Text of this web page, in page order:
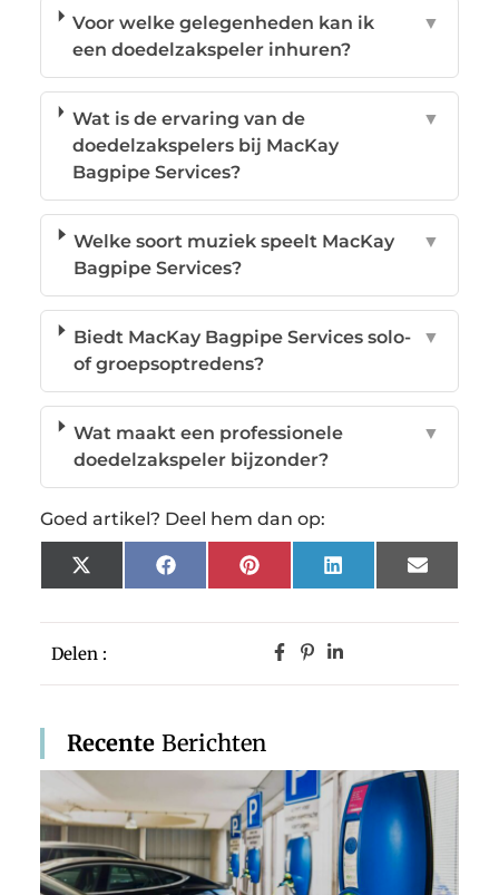
Delen :
Recente Berichten
Voor welke gelegenheden kan ik
een doedelzakspeler inhuren?
▼
Wat is de ervaring van de
doedelzakspelers bij MacKay
Bagpipe Services?
▼
Welke soort muziek speelt MacKay
Bagpipe Services?
▼
Biedt MacKay Bagpipe Services solo-
of groepsoptredens?
▼
Wat maakt een professionele
doedelzakspeler bijzonder?
▼
Goed artikel? Deel hem dan op:
X
(Twitter)
FacebookPinterestLinkedInEmail